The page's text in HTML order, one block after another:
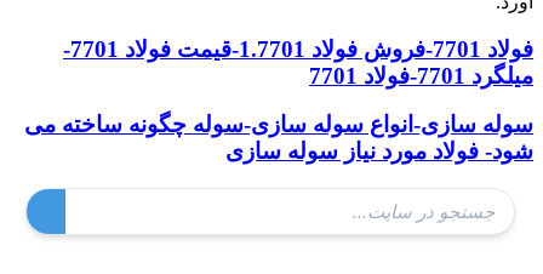
فولاد 7701-فروش فولاد 1.7701-قیمت فولاد 7701-
میلگرد 7701-فولاد 7701
سوله سازی-انواع سوله سازی-سوله چگونه ساخته می
شود- فولاد مورد نیاز سوله سازی